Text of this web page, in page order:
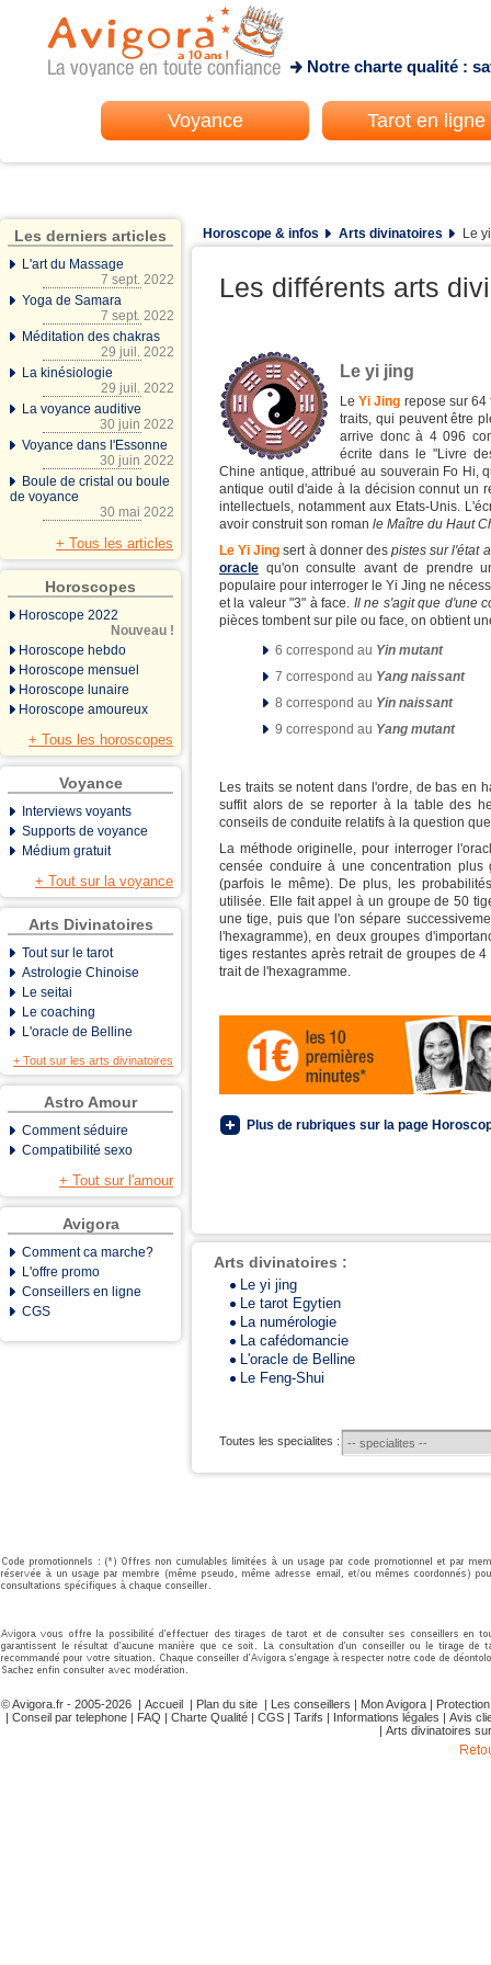
Notre charte qualité :
Voyance Tarot en ligne
Les derniers articles
L'art du Massage
7 sept. 2022
Yoga de Samara
7 sept. 2022
Méditation des chakras
29 juil. 2022
La kinésiologie
29 juil. 2022
La voyance auditive
30 juin 2022
Voyance dans l'Essonne
30 juin 2022
Boule de cristal ou boule
de voyance
30 mai 2022
+ Tous les articles
Horoscopes
Horoscope 2022
Nouveau !
Horoscope hebdo
Horoscope mensuel
Horoscope lunaire
Horoscope amoureux
+ Tous les horoscopes
Voyance
Interviews voyants
Supports de voyance
Médium gratuit
+ Tout sur la voyance
Arts Divinatoires
Tout sur le tarot
Astrologie Chinoise
Le seitai
Le coaching
L'oracle de Belline
+ Tout sur les arts divinatoires
Astro Amour
Comment séduire
Compatibilité sexo
+ Tout sur l'amour
Avigora
Comment ca marche?
L'offre promo
Conseillers en ligne
CGS
Horoscope & infos Arts divinatoires Le
Les différents arts
Le yi jing
LeYi Jing repose sur 64
traits, qui peuvent être
arrive donc à 4 096
écrite dans le "Livre
Chine antique, attribué au souverain Fo Hi,
antique outil d'aide à la décision connut un
intellectuels, notamment aux Etats-Unis.
avoir construit son roman le Maître du Haut
Le Yi Jing sert à donner despistes sur l'état
oracle qu'on consulte avant de prendre
populaire pour interroger le Yi Jing ne
et la valeur "3" à face. Il ne s'agit que d'une
pièces tombent sur pile ou face, on obtient
6 correspond au Yin mutant
7 correspond au Yang naissant
8 correspond au Yin naissant
9 correspond au Yang mutant
Les traits se notent dans l'ordre, de bas en
suffit alors de se reporter à la table des
conseils de conduite relatifs à la question
La méthode originelle, pour interroger
censée conduire à une concentration
(parfois le même). De plus, les
utilisée. Elle fait appel à un groupe de 50
une tige, puis que l'on sépare
l'hexagramme), en deux groupes
tiges restantes après retrait de groupes de
trait de l'hexagramme.
Plus de rubriques sur la page
Arts divinatoires :
Le yi jing
Le tarot Egytien
La numérologie
La cafédomancie
L'oracle de Belline
Le Feng-Shui
Toutes les specialites :
© Avigora.fr - 2005-2026 | Accueil| Plan du site| Les conseillers | Mon Avigora|
| Conseil par telephone| FAQ | Charte Qualité| CGS| Tarifs | Informations légales | Avis
| Arts divinatoires